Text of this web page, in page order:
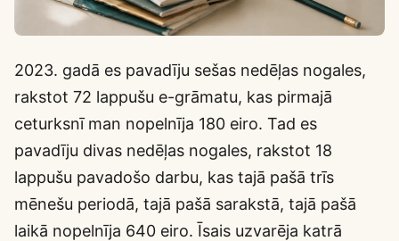
2023. gadā es pavadīju sešas nedēļas nogales,
rakstot 72 lappušu e-grāmatu, kas pirmajā
ceturksnī man nopelnīja 180 eiro. Tad es
pavadīju divas nedēļas nogales, rakstot 18
lappušu pavadošo darbu, kas tajā pašā trīs
mēnešu periodā, tajā pašā sarakstā, tajā pašā
laikā nopelnīja 640 eiro. Īsais uzvarēja katrā